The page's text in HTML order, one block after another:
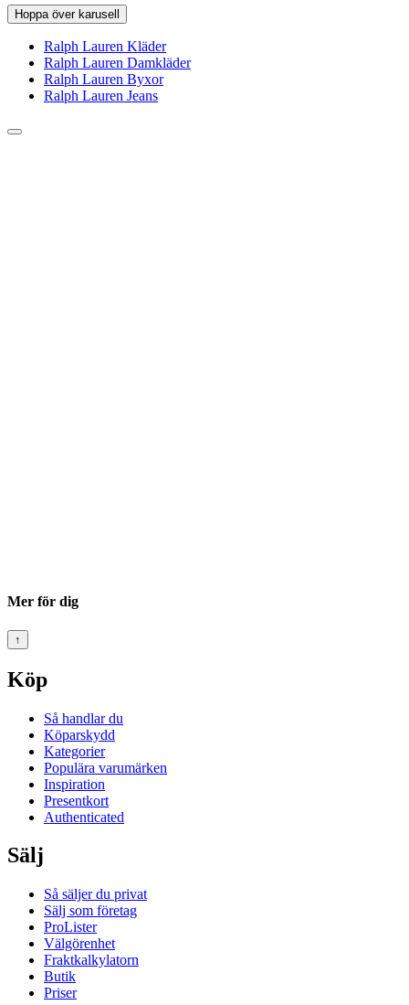
Hoppa över karusell
Ralph Lauren Kläder
Ralph Lauren Damkläder
Ralph Lauren Byxor
Ralph Lauren Jeans
Mer för dig
↑
Köp
Så handlar du
Köparskydd
Kategorier
Populära varumärken
Inspiration
Presentkort
Authenticated
Sälj
Så säljer du privat
Sälj som företag
ProLister
Välgörenhet
Fraktkalkylatorn
Butik
Priser